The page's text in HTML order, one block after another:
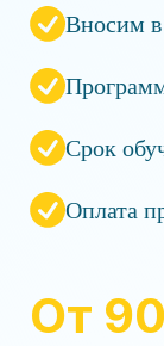
Вносим
Срок
Оплата
От